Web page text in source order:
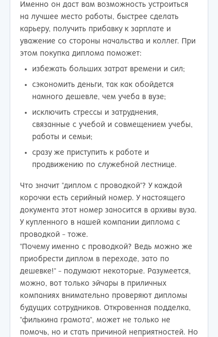
Именно он даст вам возможность устроиться
на лучшее место работы, быстрее сделать
карьеру, получить прибавку к зарплате и
уважение со стороны начальства и коллег. При
этом покупка диплома поможет:
избежать больших затрат времени и сил;
сэкономить деньги, так как обойдется
намного дешевле, чем учеба в вузе;
исключить стрессы и затруднения,
связанные с учебой и совмещением учебы,
работы и семьи;
сразу же приступить к работе и
продвижению по служебной лестнице.
Что значит "диплом с проводкой"? У каждой
корочки есть серийный номер. У настоящего
документа этот номер заносится в архивы вуза.
У купленного в нашей компании диплома с
проводкой - тоже.
"Почему именно с проводкой? Ведь можно же
приобрести диплом в переходе, зато по
дешевке!" - подумают некоторые. Разумеется,
можно, вот только эйчары в приличных
компаниях внимательно проверяют дипломы
будущих сотрудников. Откровенная подделка,
"филькина грамота", может не только не
помочь, но и стать причиной неприятностей. Но